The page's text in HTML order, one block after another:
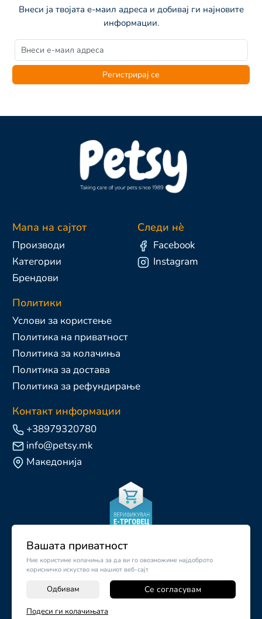
Вашата приватност
Ние користиме колачиња за да ви го овозможиме најдоброто
корисничко искуство на нашиот веб-сајт
Одбивам Се согласувам
Подеси ги колачињата
+
Внеси ја твојата е-маил адреса и добивај ги најновите
информации.
Регистрирај се
Мапа на сајтот
Производи
Категории
Брендови
Политики
Услови за користење
Политика на приватност
Политика за колачиња
Политика за достава
Политика за рефундирање
Контакт информации
+38979320780
info@petsy.mk
Македонија
Следи нè
Facebook
Instagram
©2026